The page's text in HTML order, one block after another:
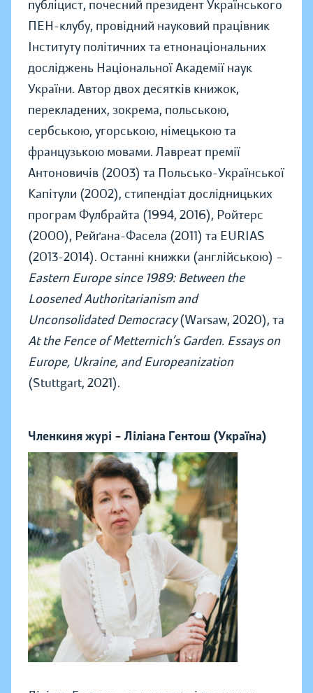
публіцист, почесний президент Українського
ПЕН-клубу, провідний науковий працівник
Інституту політичних та етнонаціональних
досліджень Національної Академії наук
України. Автор двох десятків книжок,
перекладених, зокрема, польською,
сербською, угорською, німецькою та
французькою мовами. Лавреат премії
Антоновичів (2003) та Польсько-Української
Капітули (2002), стипендіат дослідницьких
програм Фулбрайта (1994, 2016), Ройтерс
(2000), Рейґана-Фасела (2011) та EURIAS
(2013-2014). Останні книжки (англійською) –
Eastern Europe since 1989: Between the
Loosened Authoritarianism and
Unconsolidated Democracy(Warsaw, 2020), та
At the Fence of Metternich’s Garden. Essays on
Europe, Ukraine, and Europeanization
(Stuttgart, 2021).
Членкиня журі – Ліліана Гентош (Україна)